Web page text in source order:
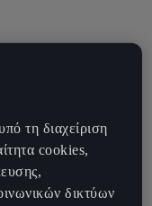
τη διαχείριση
cookies,
δικτύων